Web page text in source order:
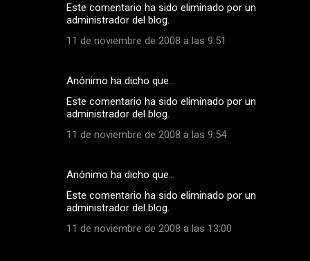
Este comentario ha sido eliminado por un
administrador del blog.
11 de noviembre de 2008 a las 9:51
Anónimo ha dicho que…
Este comentario ha sido eliminado por un
administrador del blog.
11 de noviembre de 2008 a las 9:54
Anónimo ha dicho que…
Este comentario ha sido eliminado por un
administrador del blog.
11 de noviembre de 2008 a las 13:00